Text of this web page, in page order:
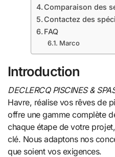
Comparaison des
Contactez des
FAQ
Marco
Introduction
DECLERCQ PISCINES &
Havre, réalise vos rêves de
offre une gamme complète
chaque étape de votre
clé. Nous adaptons nos
que soient vos exigences.